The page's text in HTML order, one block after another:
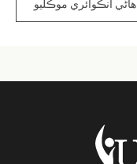
هاڻي انڪوائري موڪليو